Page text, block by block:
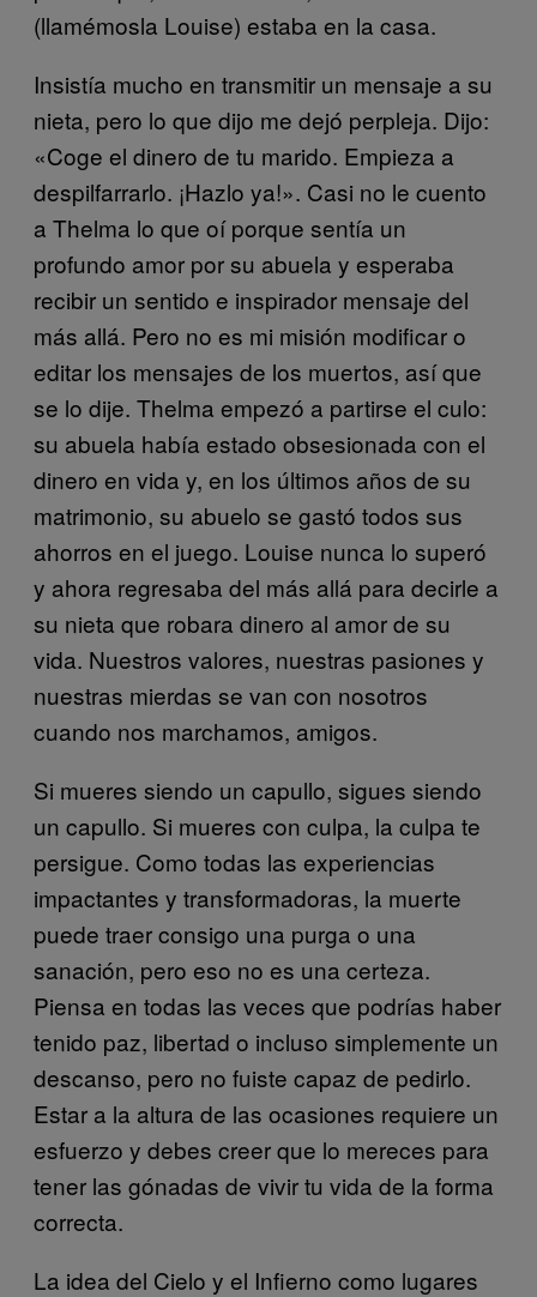
(llamémosla Louise) estaba en la casa.
Insistía mucho en transmitir un mensaje a su
nieta, pero lo que dijo me dejó perpleja. Dijo:
«Coge el dinero de tu marido. Empieza a
despilfarrarlo. ¡Hazlo ya!». Casi no le cuento
a Thelma lo que oí porque sentía un
profundo amor por su abuela y esperaba
recibir un sentido e inspirador mensaje del
más allá. Pero no es mi misión modificar o
editar los mensajes de los muertos, así que
se lo dije. Thelma empezó a partirse el culo:
su abuela había estado obsesionada con el
dinero en vida y, en los últimos años de su
matrimonio, su abuelo se gastó todos sus
ahorros en el juego. Louise nunca lo superó
y ahora regresaba del más allá para decirle a
su nieta que robara dinero al amor de su
vida. Nuestros valores, nuestras pasiones y
nuestras mierdas se van con nosotros
cuando nos marchamos, amigos.
Si mueres siendo un capullo, sigues siendo
un capullo. Si mueres con culpa, la culpa te
persigue. Como todas las experiencias
impactantes y transformadoras, la muerte
puede traer consigo una purga o una
sanación, pero eso no es una certeza.
Piensa en todas las veces que podrías haber
tenido paz, libertad o incluso simplemente un
descanso, pero no fuiste capaz de pedirlo.
Estar a la altura de las ocasiones requiere un
esfuerzo y debes creer que lo mereces para
tener las gónadas de vivir tu vida de la forma
correcta.
La idea del Cielo y el Infierno como lugares